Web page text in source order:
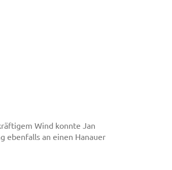
Wind konnte Jan
ebenfalls an einen Hanauer